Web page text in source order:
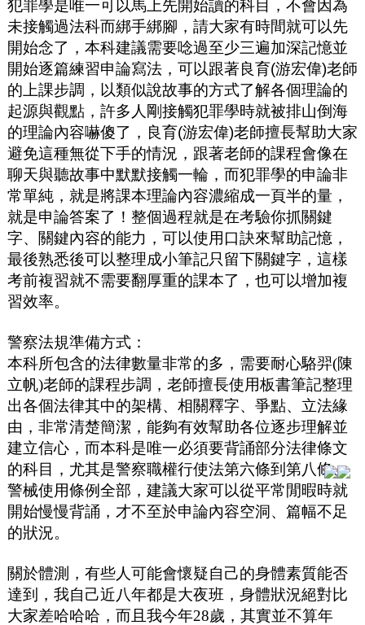
犯罪學是唯一可以馬上先開始讀的科目，不會因為
未接觸過法科而綁手綁腳，請大家有時間就可以先
開始念了，本科建議需要唸過至少三遍加深記憶並
開始逐篇練習申論寫法，可以跟著良育(游宏偉)老師
的上課步調，以類似說故事的方式了解各個理論的
起源與觀點，許多人剛接觸犯罪學時就被排山倒海
的理論內容嚇傻了，良育(游宏偉)老師擅長幫助大家
避免這種無從下手的情況，跟著老師的課程會像在
聊天與聽故事中默默接觸一輪，而犯罪學的申論非
常單純，就是將課本理論內容濃縮成一頁半的量，
就是申論答案了！整個過程就是在考驗你抓關鍵
字、關鍵內容的能力，可以使用口訣來幫助記憶，
最後熟悉後可以整理成小筆記只留下關鍵字，這樣
考前複習就不需要翻厚重的課本了，也可以增加複
習效率。
警察法規準備方式：
本科所包含的法律數量非常的多，需要耐心駱羿(陳
立帆)老師的課程步調，老師擅長使用板書筆記整理
出各個法律其中的架構、相關釋字、爭點、立法緣
由，非常清楚簡潔，能夠有效幫助各位逐步理解並
建立信心，而本科是唯一必須要背誦部分法律條文
的科目，尤其是警察職權行使法第六條到第八條、
警械使用條例全部，建議大家可以從平常閒暇時就
開始慢慢背誦，才不至於申論內容空洞、篇幅不足
的狀況。
關於體測，有些人可能會懷疑自己的身體素質能否
達到，我自己近八年都是大夜班，身體狀況絕對比
大家差哈哈哈，而且我今年28歲，其實並不算年